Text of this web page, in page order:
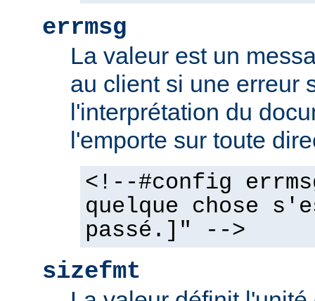
errmsg
La valeur est un
au client si une erreur
l'interprétation du
l'emporte sur toute
<!--#config
quelque chose
passé.]" -->
sizefmt